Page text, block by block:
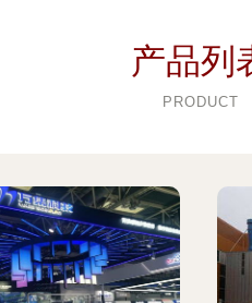
产品列
PRODUCT